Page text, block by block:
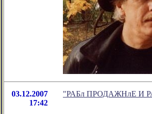
03.12.2007
17:42
"РАБл ПРОДАЖНлЕ И